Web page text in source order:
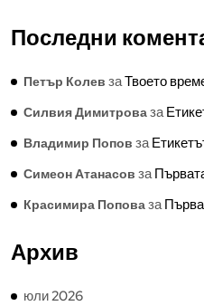
Последни
Петър Колев заТвоето
Силвия Димитроваза
Владимир Попов за
Симеон Атанасов за
Красимира Поповаза
Архив
юли 2026